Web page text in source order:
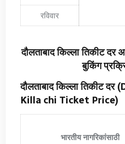
रविवार
दौलताबाद किल्ला तिकीट
बुकिंग
दौलताबाद किल्ला तिकीट
Killa chi Ticket Price)
भारतीय नागरिकांसाठी